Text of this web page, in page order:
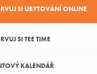
SI UBYTOVÁNÍ ONLINE
SI TEE TIME
KALENDÁŘ